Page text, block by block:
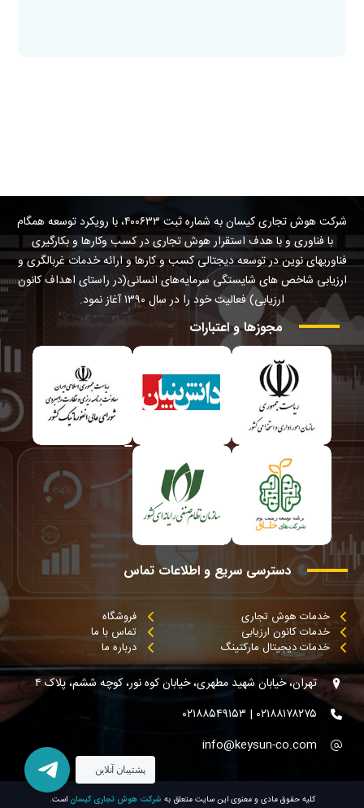
شرکت هوش تجاری کیسان به شماره ثبت ۴۰۰۶۳۳، با رویکرد توسعه همگام
با فناوری و با هدف استقرار هوش تجاری در کسب وکارها و بکارگیری
فناوریهای نوین در توسعه دیجتالی کسب و کارها و ارائه خدمات غربالگری و
ارزیابی شاخص های شایستگی سرمایه‌های انسانی(در راستای اهداف کانون
ارزیابی) فعالیت خود را در سال ۱۳۹۰ آغاز نمود.
مجوزها و اعتبارات
دسترسی سریع و اطلاعات تماس
خدمات هوش تجاری
خدمات کانون ارزیابی
خدمات دیجیتال مارکتینگ
فروشگاه
تماس با ما
درباره ما
تهران، خیابان شهید مطهری، خیابان کوه نور، کوچه ششم، پلاک ۴
۰۲۱۸۸۱۷۸۲۷۵ | ۰۲۱۸۸۵۴۹۱۵۳
info@keysun-co.com
کليه حقوق مادی و معنوی اين سايت متعلق به شرکت هوش تجاری کیسان است.
پشتیبان آنلاین